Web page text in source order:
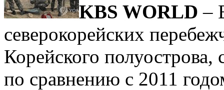
KBS WORLD –
северокорейских
Корейского полуострова,
по сравнению с 2011